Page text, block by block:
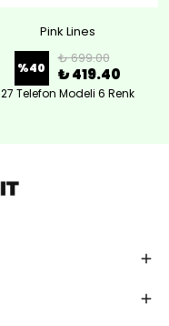
Pink Lines
%40
₺ 699.00
₺ 419.40
27 Telefon Modeli 6 Renk